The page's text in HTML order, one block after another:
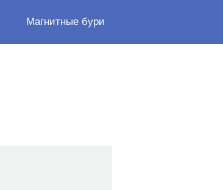
Магнитные бури